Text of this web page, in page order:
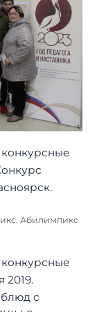
Абилимпикс